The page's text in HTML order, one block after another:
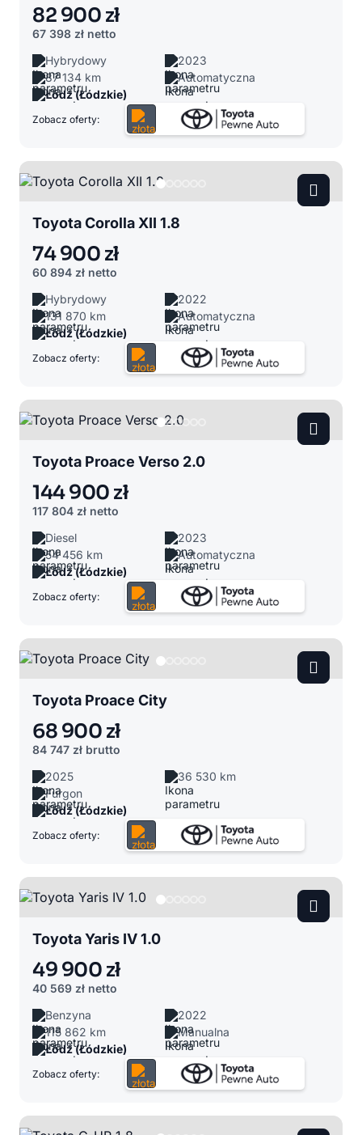
82 900 zł
67 398 zł netto
Hybrydowy
2023
87 134 km
Automatyczna
Łódź (Łódzkie)
Zobacz oferty:
Toyota Corolla XII 1.8
74 900 zł
60 894 zł netto
Hybrydowy
2022
131 870 km
Automatyczna
Łódź (Łódzkie)
Zobacz oferty:
Toyota Proace Verso 2.0
144 900 zł
117 804 zł netto
Diesel
2023
54 456 km
Automatyczna
Łódź (Łódzkie)
Zobacz oferty:
Toyota Proace City
68 900 zł
84 747 zł brutto
2025
36 530 km
Furgon
Łódź (Łódzkie)
Zobacz oferty:
Toyota Yaris IV 1.0
49 900 zł
40 569 zł netto
Benzyna
2022
115 862 km
Manualna
Łódź (Łódzkie)
Zobacz oferty: